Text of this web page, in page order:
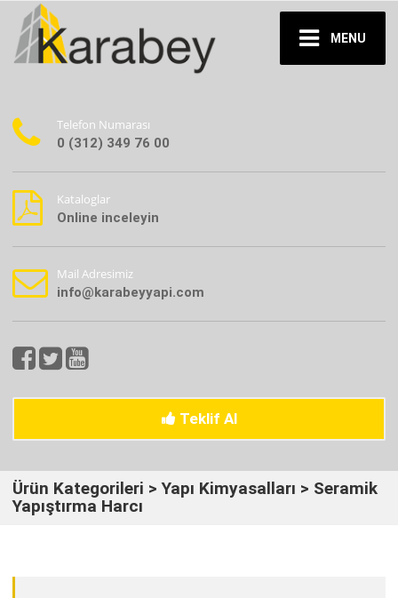
MENU
Telefon Numarası
0 (312) 349 76 00
Kataloglar
Online inceleyin
Mail Adresimiz
info@karabeyyapi.com
Teklif Al
Ürün Kategorileri >Yapı Kimyasalları > Seramik
Yapıştırma Harcı